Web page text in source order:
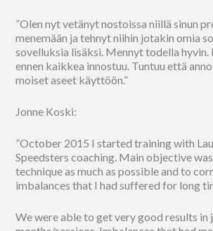
”Olen nyt vetänyt nostoissa niillä sinun
menemään ja tehnyt niihin jotakin omia
sovelluksia lisäksi. Mennyt todella
ennen kaikkea innostuu. Tuntuu että
moiset aseet käyttöön.”
Jonne Koski:
”October 2015 I started training with
Speedsters coaching. Main objective
technique as much as possible and to
imbalances that I had suffered for long
We were able to get very good results in